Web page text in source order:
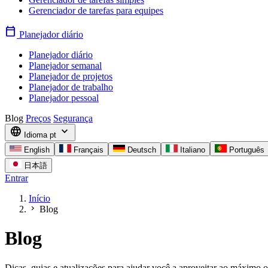
Gerenciador de tarefas para equipes
calendar_today Planejador diário
Planejador diário
Planejador semanal
Planejador de projetos
Planejador de trabalho
Planejador pessoal
Blog Preços Segurança
language Idioma pt expand_more
English Français Deutsch Italiano Português
日本語
Entrar
Início
chevron_right Blog
Blog